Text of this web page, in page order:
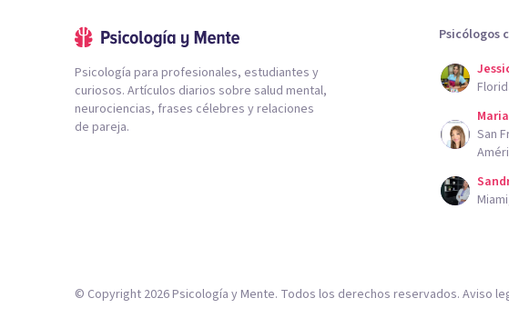
Psicología para profesionales, estudiantes y
curiosos. Artículos diarios sobre salud mental,
neurociencias, frases célebres y relaciones
de pareja.
Psicólogos
San
© Copyright 2026Psicología y Mente. Todos los derechos reservados. Aviso